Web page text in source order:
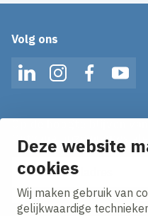
Deze website
cookies
Wij maken gebruik van
gelijkwaardige
Volg ons
LinkedInInstagramFacebook
Ontvang onze nieuws
E-mailadres
Ik ga akkoord met het